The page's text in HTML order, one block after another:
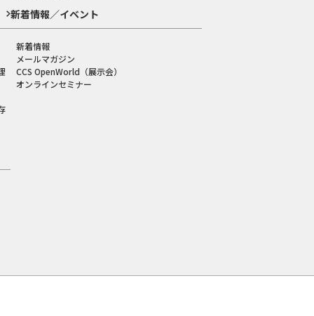
新着情報／イベント
新着情報
メールマガジン
CCS OpenWorld（展示会）
オンラインセミナー